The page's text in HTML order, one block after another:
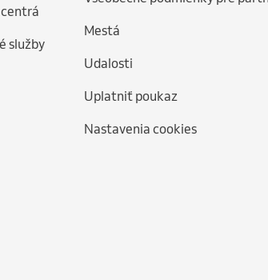
služby
Mestá
Udalosti
Uplatniť poukaz
Nastavenia cookies